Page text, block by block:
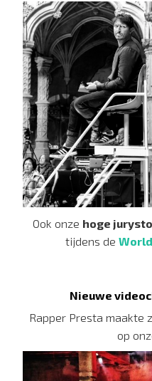
Ook onze hoge
tijdens de
Nieuwe
Rapper Presta maakte
op